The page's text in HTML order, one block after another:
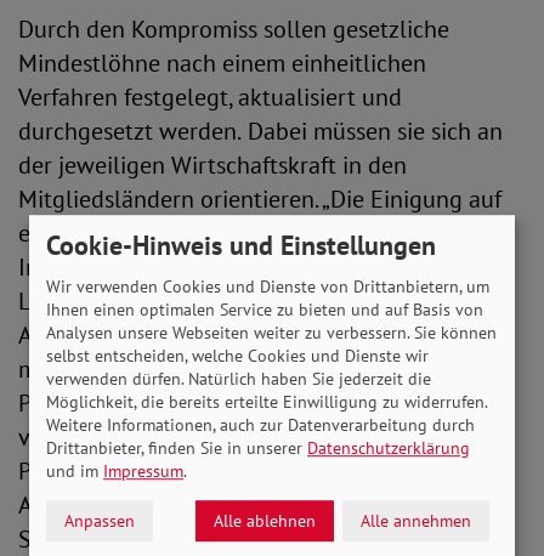
Durch den Kompromiss sollen gesetzliche
Mindestlöhne nach einem einheitlichen
Verfahren festgelegt, aktualisiert und
durchgesetzt werden. Dabei müssen sie sich an
der jeweiligen Wirtschaftskraft in den
Mitgliedsländern orientieren. „Die Einigung auf
einheitliche Mindestlohn-Regeln wird wichtige
Impulse bei der Tarifsicherung setzen und kann
Lohnerhöhungen für 24 Millionen
Arbeitnehmerinnen und Arbeitnehmer in der EU
mit sich bringen, auch bei uns in Deutschland.
Perspektivisch müssen die Mitgliedstaaten
verpflichtet werden, einen Mindestlohn von 60
Prozent des mittleren Einkommens – die
Armutsgrenze in der EU – einzuführen“, so die
SoVD-Vizepräsidentin.
Cookie-Hinweis und Einstellungen
Wir verwenden Cookies und Dienste von Drittanbietern, um
Ihnen einen optimalen Service zu bieten und auf Basis von
Analysen unsere Webseiten weiter zu verbessern. Sie können
selbst entscheiden, welche Cookies und Dienste wir
verwenden dürfen. Natürlich haben Sie jederzeit die
Möglichkeit, die bereits erteilte Einwilligung zu widerrufen.
Weitere Informationen, auch zur Datenverarbeitung durch
Drittanbieter, finden Sie in unserer Datenschutzerklärung
und im Impressum.
Anpassen Alle ablehnen Alle annehmen